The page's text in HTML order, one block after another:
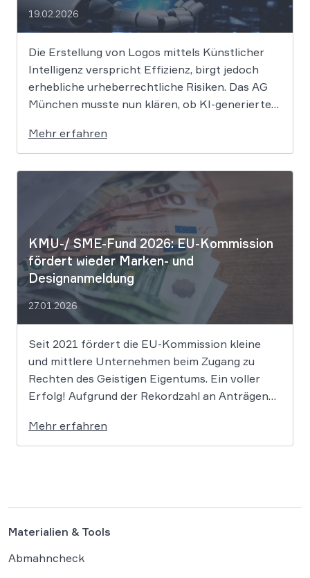
19.02.2026
Die Erstellung von Logos mittels Künstlicher
Intelligenz verspricht Effizienz, birgt jedoch
erhebliche urheberrechtliche Risiken. Das AG
München musste nun klären, ob KI-generierte
erreichen, um rechtlichen Schutz gegen
Nachahmung zu genießen. Die Entscheidung
verdeutlicht, dass der bloße Einsatz von
Algorithmen ohne menschliche Prägung den
Schutzraum des […]
Mehr erfahren
KMU-/ SME-Fund 2026: EU-Kommission
fördert wieder Marken- und
Designanmeldung
27.01.2026
Seit 2021 fördert die EU-Kommission kleine
und mittlere Unternehmen beim Zugang zu
Rechten des Geistigen Eigentums. Ein voller
Erfolg! Aufgrund der Rekordzahl an Anträgen
Business“ wurden die zugewiesenen Mittel in
den letzten Jahren immer rasant aufgebraucht.
Mehr erfahren
Materialien & Tools
Abmahncheck